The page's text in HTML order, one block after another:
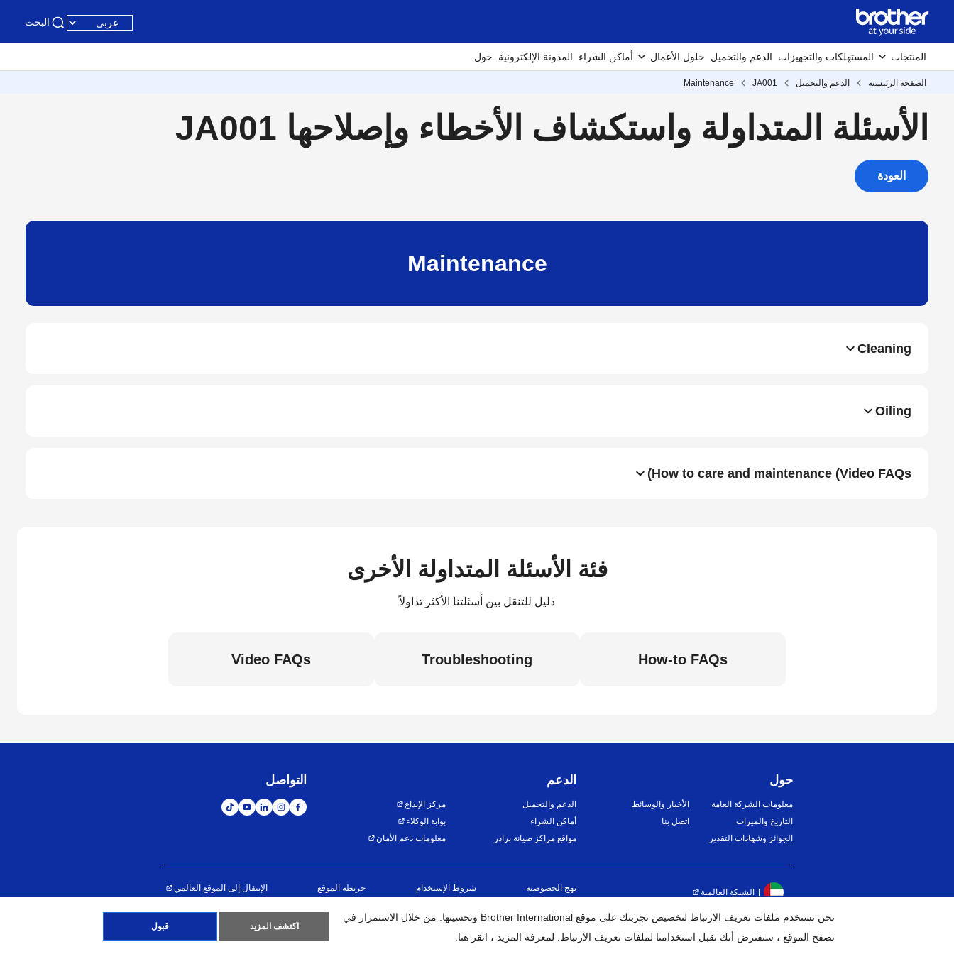
البحث
المنتجات المستهلكات والتجهيزات الدعم والتحميل حلول الأعمال أماكن الشراء المدونة الإلكترونية حول
الصفحة الرئيسية الدعم والتحميل JA001
Maintenance
الأسئلة المتداولة واستكشاف الأخطاء وإصلاحها JA001
العودة
Maintenance
Cleaning
Oiling
How to care and maintenance (Video FAQs)
فئة الأسئلة المتداولة الأخرى
دليل للتنقل بين أسئلتنا الأكثر تداولاً
How-to FAQs
Troubleshooting
Video FAQs
حول
معلومات الشركة العامة
التاريخ والميراث
الجوائز وشهادات التقدير
الأخبار والوسائط
اتصل بنا
الدعم
الدعم والتحميل
أماكن الشراء
مواقع مراكز صيانة براذر
مركز الإبداع
بوابة الوكلاء
معلومات دعم الأمان
التواصل
الشبكة العالمية نهج الخصوصية شروط الإستخدام خريطة الموقع الإنتقال إلى الموقع العالمي
كافة الحقوق محفوظة. BROTHER INTERNATIONAL (GULF) FZE
نحن نستخدم ملفات تعريف الارتباط لتخصيص تجربتك على موقع Brother International وتحسينها. من خلال الاستمرار في
تصفح الموقع ، سنفترض أنك تقبل استخدامنا لملفات تعريف الارتباط. لمعرفة المزيد ، انقر هنا.
اكتشف المزيد قبول